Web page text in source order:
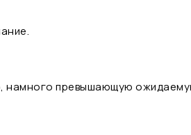
намного превышающую